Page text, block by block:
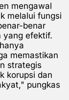
mengawal
melalui fungsi
benar
yang efektif.
memastikan
strategis
korupsi dan
pungkas